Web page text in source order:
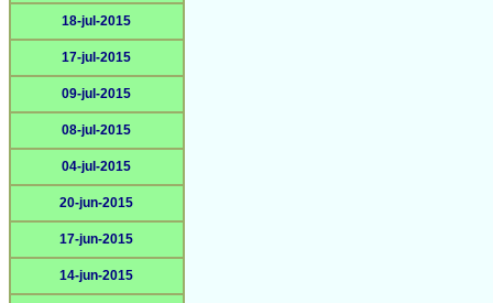
18-jul-2015
17-jul-2015
09-jul-2015
08-jul-2015
04-jul-2015
20-jun-2015
17-jun-2015
14-jun-2015